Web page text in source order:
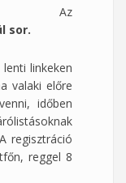
Az
sor.
linkeken
valaki előre
időben
regisztráció
reggel 8